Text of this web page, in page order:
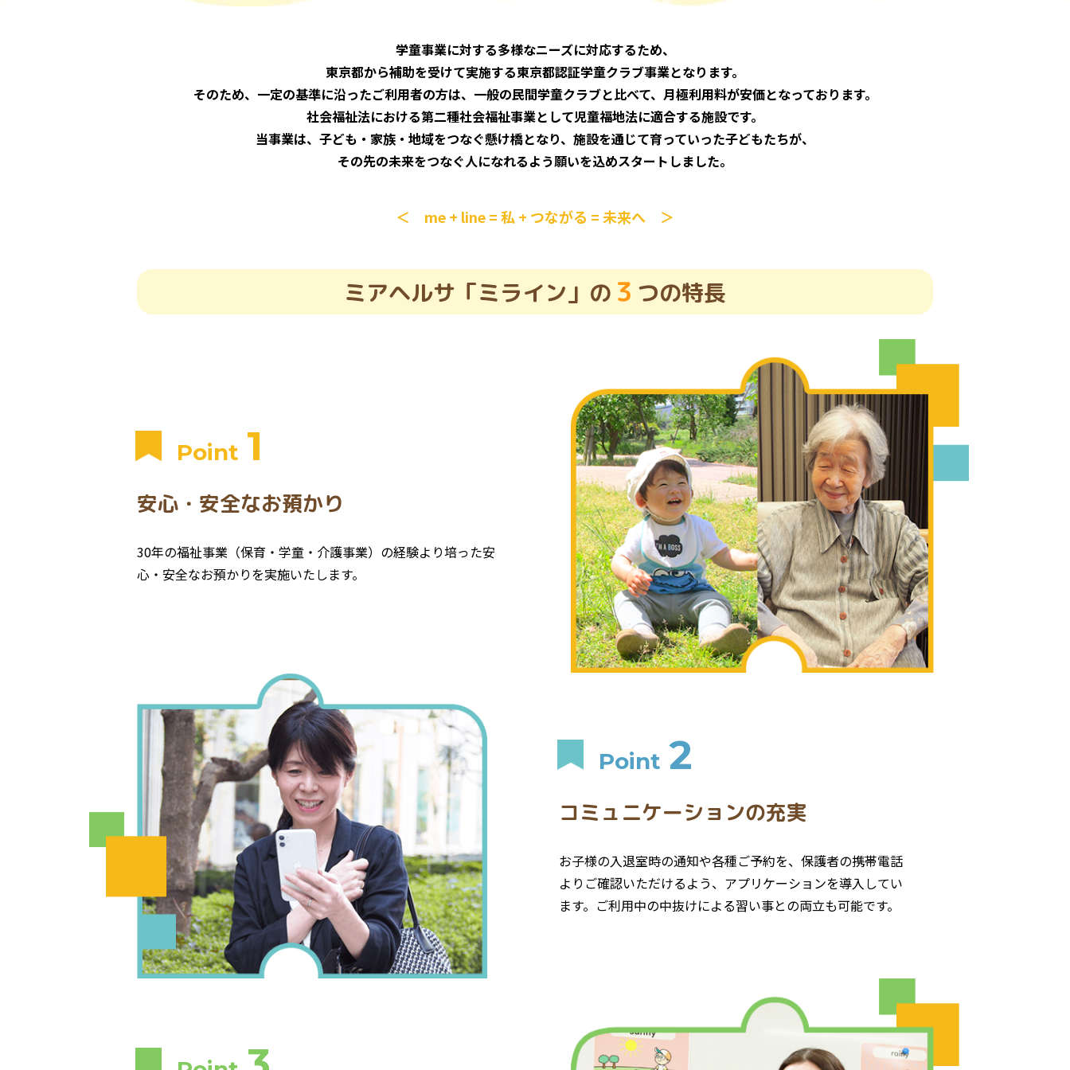
学童事業に対する多様なニーズに対応するため、
東京都から補助を受けて実施する東京都認証学童クラブ事業となります。
そのため、一定の基準に沿ったご利用者の方は、一般の民間学童クラブと比べて、月極利用料が安価となっております。
社会福祉法における第二種社会福祉事業として児童福地法に適合する施設です。
当事業は、子ども・家族・地域をつなぐ懸け橋となり、施設を通じて育っていった子どもたちが、
その先の未来をつなぐ人になれるよう願いを込めスタートしました。
＜ me + line = 私 + つながる = 未来へ ＞
ミアヘルサ「ミライン」の ３ つの特長
Point 1
安心・安全なお預かり
30年の福祉事業（保育・学童・介護事業）の経験より培った安
心・安全なお預かりを実施いたします。
Point 2
コミュニケーションの充実
お子様の入退室時の通知や各種ご予約を、保護者の携帯電話
よりご確認いただけるよう、アプリケーションを導入してい
ます。ご利用中の中抜けによる習い事との両立も可能です。